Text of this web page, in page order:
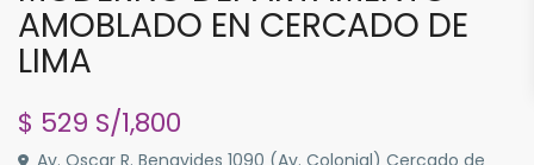
AMOBLADO EN CERCADO DE
LIMA
$ 529 S/1,800